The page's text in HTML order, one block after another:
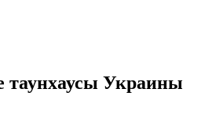
таунхаусы Украины